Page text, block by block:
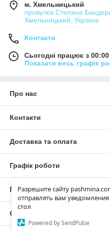
Разрешите сайту
отправлять вам
стол
Powered by SendPulse
м. Хмельницький
провулок Степана
Хмельницький, Україна
Контакти
Сьогодні працює з
Показати весь графік
Про нас
Контакти
Доставка та оплата
Графік роботи
Повна версія сайту
Сайт створено на